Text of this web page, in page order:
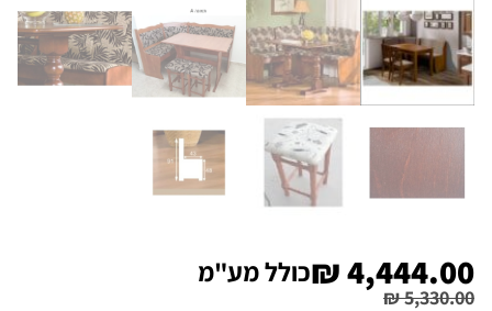
₪5,330.00
₪4,444.00 כולל מע"מ